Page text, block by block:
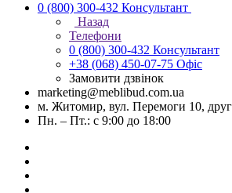
0 (800) 300-432 Консультант
Назад
Телефони
0 (800) 300-432 Консультант
+38 (068) 450-07-75 Офіс
Замовити дзвінок
marketing@meblibud.com.ua
м. Житомир, вул. Перемоги 10,
Пн. – Пт.: с 9:00 до 18:00